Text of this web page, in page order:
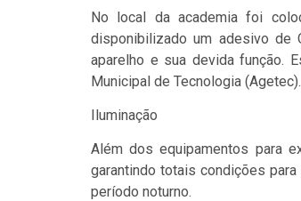
No local da academia foi
disponibilizado um adesivo de
aparelho e sua devida função.
Municipal de Tecnologia (Agetec).
Iluminação
Além dos equipamentos para
garantindo totais condições
período noturno.